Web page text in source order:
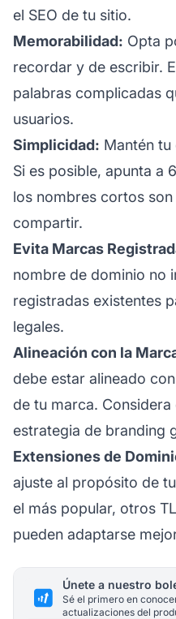
el SEO de tu sitio.
Memorabilidad: Opta
recordar y de escribir.
palabras complicadas
usuarios.
Simplicidad: Mantén
Si es posible, apunta a
los nombres cortos
compartir.
Evita Marcas
nombre de dominio no
registradas existentes
legales.
Alineación con la
debe estar alineado
de tu marca.
estrategia de branding
Extensiones de
ajuste al propósito de
el más popular, otros
pueden adaptarse
Únete a nuestro
Sé el primero en
actualizaciones del